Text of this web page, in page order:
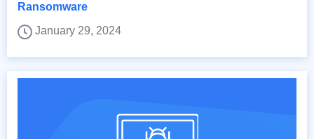
Ransomware
January 29, 2024